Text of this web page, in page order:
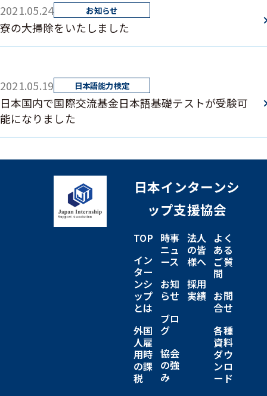
2021.05.24
寮の大掃除をいたしました
2021.05.19
日本国内で国際交流基金日本語基礎テストが受験可
能になりました
日本インターンシ
ップ支援協会
TOP
イン
ター
ンシ
ップ
とは
外国
人雇
用時
の課
税
時事
ニュ
ース
お知
らせ
ブロ
グ
協会
の強
み
法人
の皆
様へ
採用
実績
よく
ある
ご質
問
お問
合せ
各種
資料
ダウ
ンロ
ード